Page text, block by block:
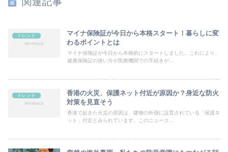
トレンド
マイナ保険証が今日から本格スタート！暮らしに変
わるポイントとは
マイナ保険証が今日から本格的にスタートしました。これにより、
健康保険証の使い方や医療機関での手続きが...
トレンド
香港の火災、保護ネット付近が原因か？身近な防火
対策を見直そう
香港で起きた火災の原因は、建物の外側に設置されている「保護ネ
ット」付近とみられています。このニュース...